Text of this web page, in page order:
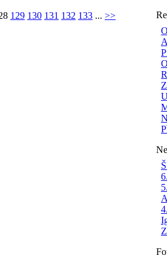
129 130 131 132 133 ... >>